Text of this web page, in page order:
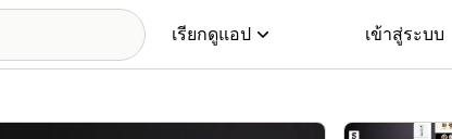
เรียกดูแอป เข้าสู่ระบบ